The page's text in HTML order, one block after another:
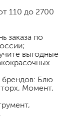
110 до 2700
заказа по
выгодные
брендов: Блю
Момент,